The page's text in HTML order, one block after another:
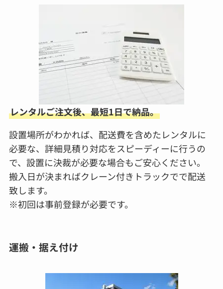
レンタルご注文後、最短1日で納品。
設置場所がわかれば、配送費を含めたレンタルに
必要な、詳細見積り対応をスピーディーに行うの
で、設置に決裁が必要な場合もご安心ください。
搬入日が決まればクレーン付きトラックでで配送
致します。
※初回は事前登録が必要です。
運搬・据え付け